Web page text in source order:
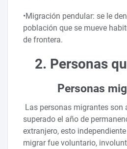
•Migración pendular: se le
población que se mueve
de frontera.
2. Personas
Personas
Las personas migrantes son
superado el año de
extranjero, esto
migrar fue voluntario,